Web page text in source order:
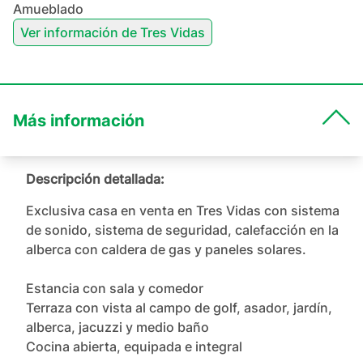
Amueblado
Ver información de Tres Vidas
Más información
Descripción detallada:
Exclusiva casa en venta en Tres Vidas con sistema
de sonido, sistema de seguridad, calefacción en la
alberca con caldera de gas y paneles solares.
Estancia con sala y comedor
Terraza con vista al campo de golf, asador, jardín,
alberca, jacuzzi y medio baño
Cocina abierta, equipada e integral